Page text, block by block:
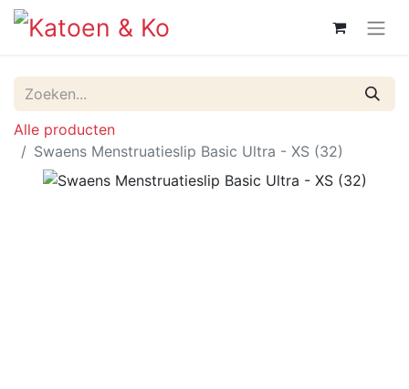
Alle producten
Swaens Menstruatieslip Basic Ultra - XS (32)